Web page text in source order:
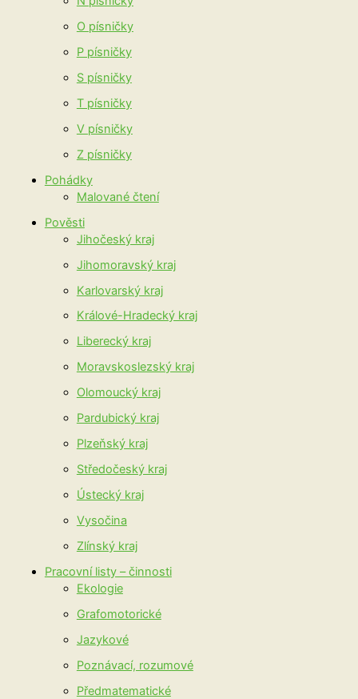
O písničky
P písničky
S písničky
T písničky
V písničky
Z písničky
Pohádky
Malované čtení
Pověsti
Jihočeský kraj
Jihomoravský kraj
Karlovarský kraj
Králové-Hradecký kraj
Liberecký kraj
Moravskoslezský kraj
Olomoucký kraj
Pardubický kraj
Plzeňský kraj
Středočeský kraj
Ústecký kraj
Vysočina
Zlínský kraj
Pracovní listy – činnosti
Ekologie
Grafomotorické
Jazykové
Poznávací, rozumové
Předmatematické